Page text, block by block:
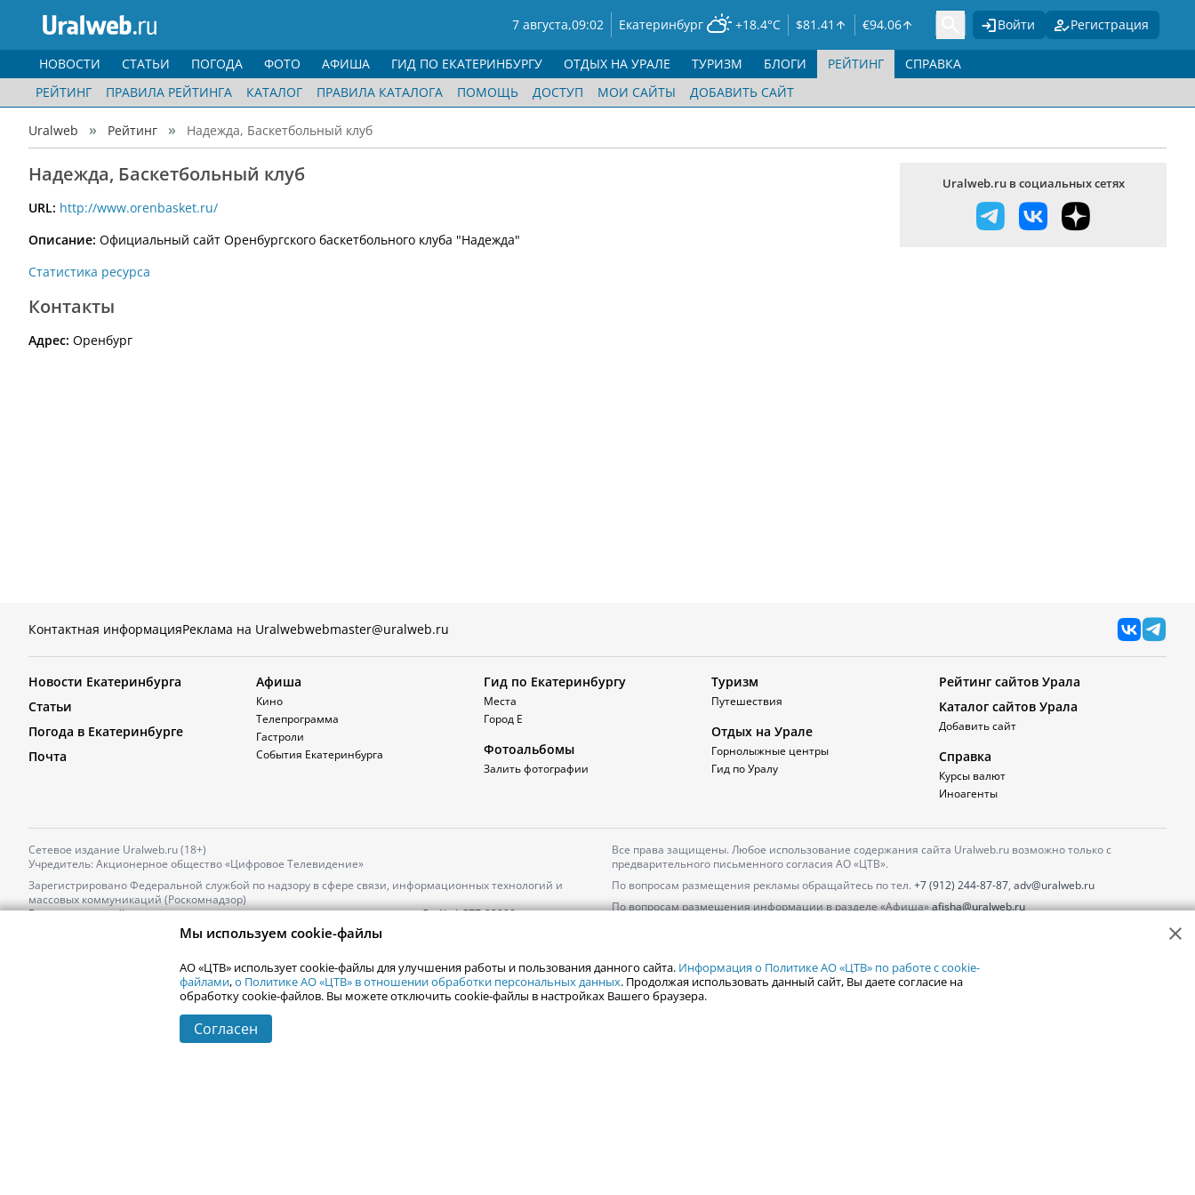
7 августа,09:02 Екатеринбург +18.4°C $81.41 €94.06 Войти Регистрация
НОВОСТИ СТАТЬИ ПОГОДА ФОТО АФИША ГИД ПО ЕКАТЕРИНБУРГУ ОТДЫХ НА УРАЛЕ ТУРИЗМ БЛОГИ
РЕЙТИНГ
РЕЙТИНГ
ПРАВИЛА РЕЙТИНГА КАТАЛОГ ПРАВИЛА КАТАЛОГА ПОМОЩЬ ДОСТУП МОИ САЙТЫ ДОБАВИТЬ САЙТ
СПРАВКА
Uralweb Рейтинг Надежда, Баскетбольный клуб
Надежда, Баскетбольный клуб
URL: http://www.orenbasket.ru/
Описание: Официальный сайт Оренбургского баскетбольного клуба "Надежда"
Статистика ресурса
Контакты
Адрес: Оренбург
Uralweb.ru в социальных сетях
Контактная информацияРеклама на Uralwebwebmaster@uralweb.ru
Новости Екатеринбурга
Статьи
Погода в Екатеринбурге
Почта
Афиша
Кино
Телепрограмма
Гастроли
События Екатеринбурга
Гид по Екатеринбургу
Места
Город Е
Фотоальбомы
Залить фотографии
Туризм
Путешествия
Отдых на Урале
Горнолыжные центры
Гид по Уралу
Рейтинг сайтов Урала
Каталог сайтов Урала
Добавить сайт
Справка
Курсы валют
Иноагенты
Сетевое издание Uralweb.ru (18+)
Учредитель: Акционерное общество «Цифровое Телевидение»
Зарегистрировано Федеральной службой по надзору в сфере связи, информационных технологий и
массовых коммуникаций (Роскомнадзор)
Регистрационный номер и дата принятия решения о регистрации: серияЭл № ФС77-82000
+7 (912) 244-87-87,
Электронный адрес редакции:news@uralweb.ru
Все права защищены. Любое использование содержания сайта Uralweb.ru возможно только с
предварительного письменного согласия АО «ЦТВ».
По вопросам размещения рекламы обращайтесь по тел. +7 (912) 244-87-87, adv@uralweb.ru
По вопросам размещения информации в разделе «Афиша»afisha@uralweb.ru
Екатеринбург
Мы используем cookie-файлы
АО «ЦТВ» использует cookie-файлы для улучшения работы и пользования данного сайта. Информация о Политике АО «ЦТВ» по работе с cookie-
файлами,о Политике АО «ЦТВ» в отношении обработки персональных данных. Продолжая использовать данный сайт, Вы даете согласие на
обработку cookie-файлов. Вы можете отключить cookie-файлы в настройках Вашего браузера.
Согласен